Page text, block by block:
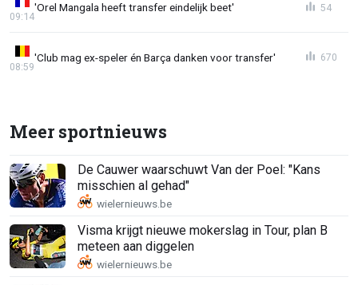
'Orel Mangala heeft transfer eindelijk beet'
09:14
54
'Club mag ex-speler én Barça danken voor transfer'
08:59
670
Meer sportnieuws
De Cauwer waarschuwt Van der Poel: "Kans
misschien al gehad"
Visma krijgt nieuwe mokerslag in Tour, plan B
meteen aan diggelen